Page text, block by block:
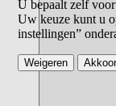
U bepaalt zelf
Uw keuze kunt u
instellingen”
Weigeren